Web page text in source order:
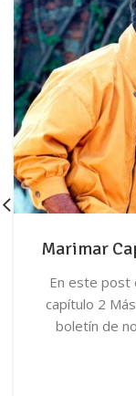
Marimar
En este post
capítulo 2
boletín de